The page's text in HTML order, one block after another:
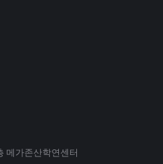
메가존산학연센터